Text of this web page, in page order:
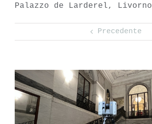
Palazzo de Larderel, Livorno
Precedente
View
Larger
Image